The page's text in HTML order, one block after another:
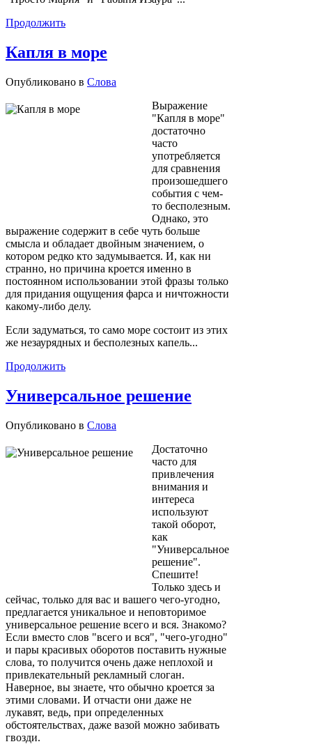
Продолжить
Капля в море
Опубликовано в Слова
Выражение
"Капля в море"
достаточно
часто
употребляется
для сравнения
произошедшего
события с чем-
то бесполезным.
Однако, это
выражение содержит в себе чуть больше
смысла и обладает двойным значением, о
котором редко кто задумывается. И, как ни
странно, но причина кроется именно в
постоянном использовании этой фразы только
для придания ощущения фарса и ничтожности
какому-либо делу.
Если задуматься, то само море состоит из этих
же незаурядных и бесполезных капель...
Продолжить
Универсальное решение
Опубликовано в Слова
Достаточно
часто для
привлечения
внимания и
интереса
используют
такой оборот,
как
"Универсальное
решение".
Спешите!
Только здесь и
сейчас, только для вас и вашего чего-угодно,
предлагается уникальное и неповторимое
универсальное решение всего и вся. Знакомо?
Если вместо слов "всего и вся", "чего-угодно"
и пары красивых оборотов поставить нужные
слова, то получится очень даже неплохой и
привлекательный рекламный слоган.
Наверное, вы знаете, что обычно кроется за
этими словами. И отчасти они даже не
лукавят, ведь, при определенных
обстоятельствах, даже вазой можно забивать
гвозди.